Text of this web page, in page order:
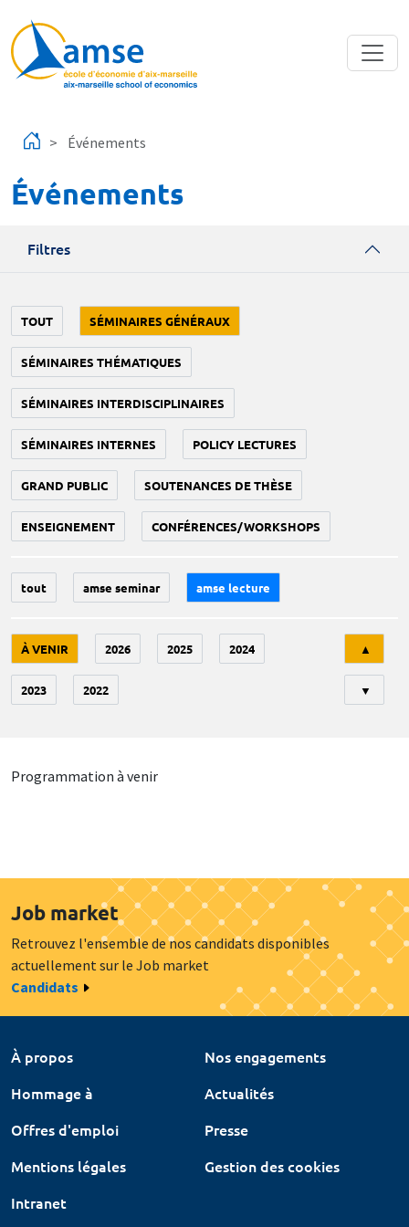
Événements
Événements
Filtres
TOUT SÉMINAIRES GÉNÉRAUX
SÉMINAIRES THÉMATIQUES
SÉMINAIRES INTERDISCIPLINAIRES
SÉMINAIRES INTERNES POLICY LECTURES
GRAND PUBLIC SOUTENANCES DE THÈSE
ENSEIGNEMENT CONFÉRENCES/WORKSHOPS
tout amse seminar amse lecture
À VENIR 2026 2025 2024
2023 2022
▲
▼
Programmation à venir
Job market
Retrouvez l'ensemble de nos candidats disponibles
actuellement sur le Job market
Candidats
À propos
Nos engagements
Hommage à
Actualités
Offres d'emploi
Presse
Mentions légales
Gestion des cookies
Intranet